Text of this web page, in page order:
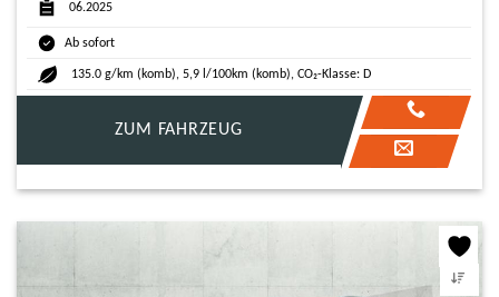
06.2025
Ab sofort
135.0 g/km (komb), 5,9 l/100km (komb), CO₂-Klasse: D
ZUM FAHRZEUG